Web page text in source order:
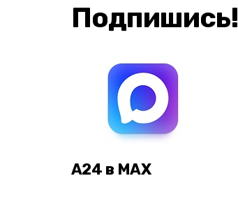
Подпишись!
А24 в MAX